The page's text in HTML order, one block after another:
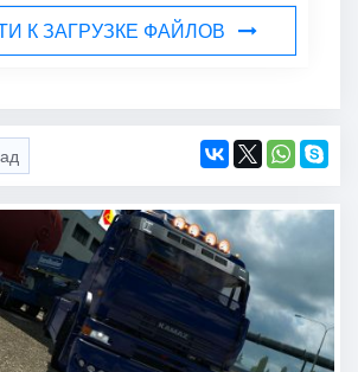
К ЗАГРУЗКЕ ФАЙЛОВ